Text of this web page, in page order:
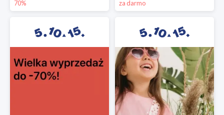
70% za darmo